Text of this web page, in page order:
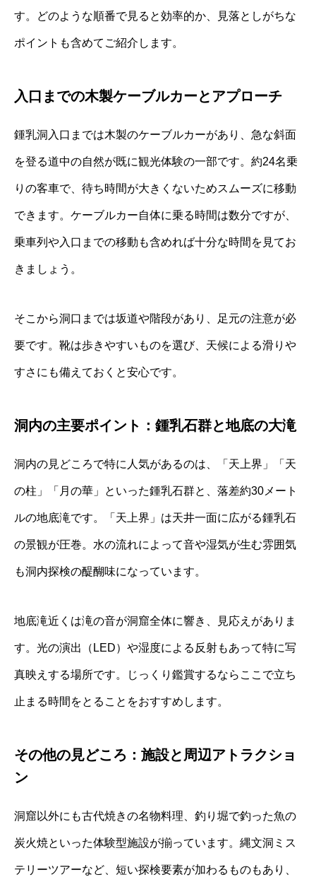
す。どのような順番で見ると効率的か、見落としがちな
ポイントも含めてご紹介します。
入口までの木製ケーブルカーとアプローチ
鍾乳洞入口までは木製のケーブルカーがあり、急な斜面
を登る道中の自然が既に観光体験の一部です。約24名乗
りの客車で、待ち時間が大きくないためスムーズに移動
できます。ケーブルカー自体に乗る時間は数分ですが、
乗車列や入口までの移動も含めれば十分な時間を見てお
きましょう。
そこから洞口までは坂道や階段があり、足元の注意が必
要です。靴は歩きやすいものを選び、天候による滑りや
すさにも備えておくと安心です。
洞内の主要ポイント：鍾乳石群と地底の大滝
洞内の見どころで特に人気があるのは、「天上界」「天
の柱」「月の華」といった鍾乳石群と、落差約30メート
ルの地底滝です。「天上界」は天井一面に広がる鍾乳石
の景観が圧巻。水の流れによって音や湿気が生む雰囲気
も洞内探検の醍醐味になっています。
地底滝近くは滝の音が洞窟全体に響き、見応えがありま
す。光の演出（LED）や湿度による反射もあって特に写
真映えする場所です。じっくり鑑賞するならここで立ち
止まる時間をとることをおすすめします。
その他の見どころ：施設と周辺アトラクショ
ン
洞窟以外にも古代焼きの名物料理、釣り堀で釣った魚の
炭火焼といった体験型施設が揃っています。縄文洞ミス
テリーツアーなど、短い探検要素が加わるものもあり、